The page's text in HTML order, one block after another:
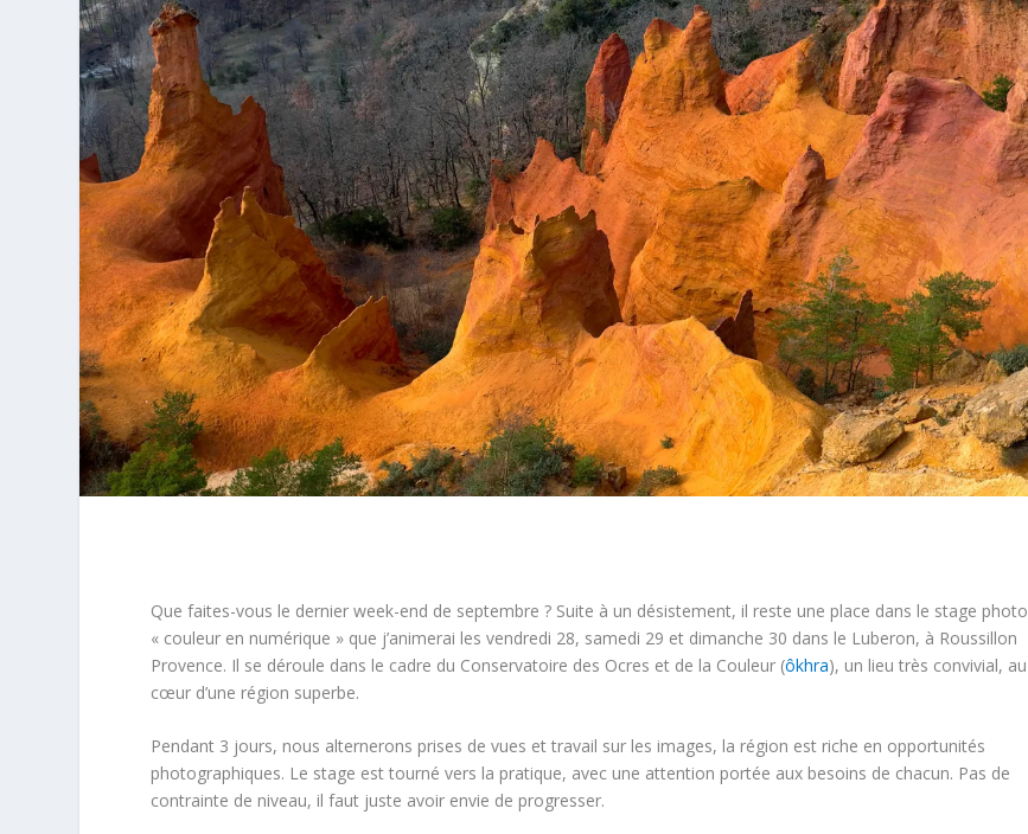
Que faites-vous le dernier week-end de septembre ? Suite à un désistement, il reste une place dans le stage photo
« couleur en numérique » que j’animerai les vendredi 28, samedi 29 et dimanche 30 dans le Luberon, à Roussillon
Provence. Il se déroule dans le cadre du Conservatoire des Ocres et de la Couleur (ôkhra), un lieu très convivial, au
cœur d’une région superbe.
Pendant 3 jours, nous alternerons prises de vues et travail sur les images, la région est riche en opportunités
photographiques. Le stage est tourné vers la pratique, avec une attention portée aux besoins de chacun. Pas de
contrainte de niveau, il faut juste avoir envie de progresser.